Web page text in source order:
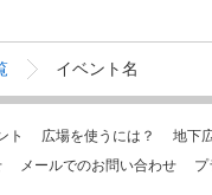
イベント名
ト 広場を使うには？ 地下
メールでのお問い合わせ プ